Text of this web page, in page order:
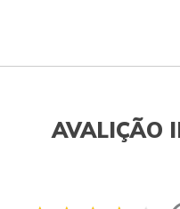
AVALIÇÃO